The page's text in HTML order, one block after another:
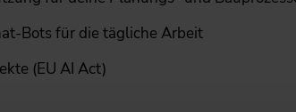
Bots für die tägliche Arbeit
(EU AI Act)